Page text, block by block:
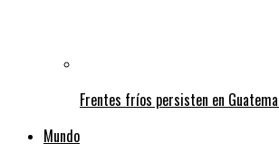
Frentes fríos persisten en
Mundo